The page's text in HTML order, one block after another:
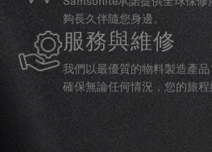
夠長久伴隨您身邊。
服務與維修
我們以最優質的物料製造產
確保無論任何情況，您的旅程